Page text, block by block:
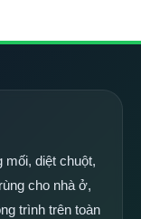
mối, diệt chuột,
cho nhà ở,
trình trên toàn